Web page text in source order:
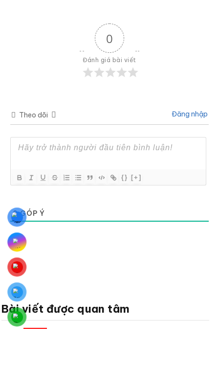
0
Đánh giá bài viết
Theo dõi Đăng nhập
{} [+]
0GÓP Ý
Bài viết được quan tâm